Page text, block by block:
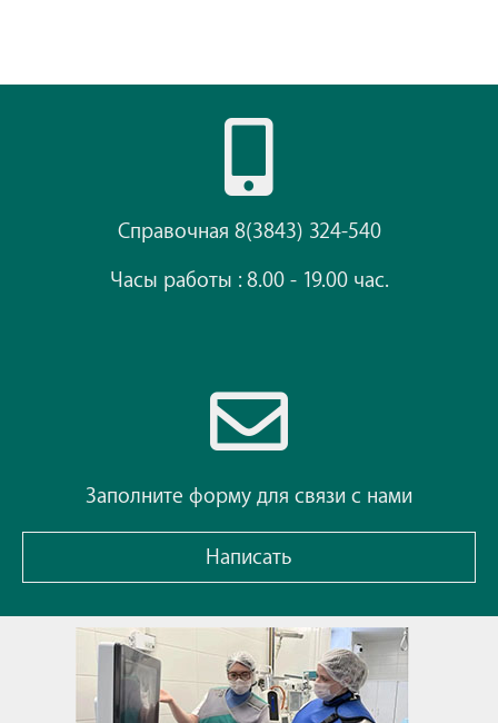
Справочная 8(3843) 324-540
Часы работы : 8.00 - 19.00 час.
Заполните форму для связи с нами
Написать